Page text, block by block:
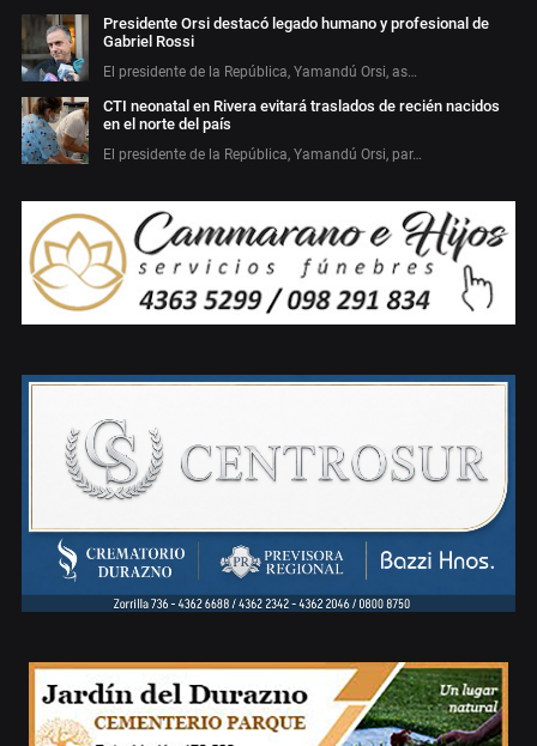
Presidente Orsi destacó legado humano y profesional de
Gabriel Rossi
El presidente de la República, Yamandú Orsi, as…
CTI neonatal en Rivera evitará traslados de recién nacidos
en el norte del país
El presidente de la República, Yamandú Orsi, par…